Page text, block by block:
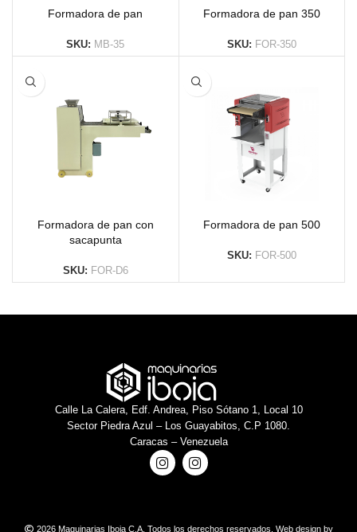
Formadora de pan
SKU: MB-35
Formadora de pan 350
SKU: FOR-350
Formadora de pan con
sacapunta
SKU: FOR-D6
Formadora de pan 500
SKU: FOR-500
Calle La Calera, Edf. Andrea, Piso Sótano 1, Local 10
Sector Piedra Azul – Los Guayabitos, C.P 1080.
Caracas – Venezuela
2026 Maquinarias Iboia C.A. Todos los derechos reservados. Web design by